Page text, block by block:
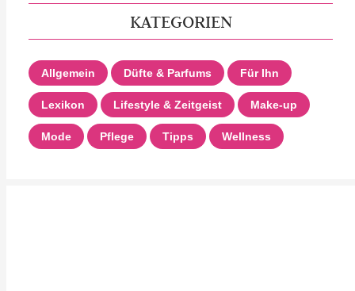
KATEGORIEN
Allgemein Düfte & Parfums Für Ihn
Lexikon Lifestyle & Zeitgeist Make-up
Mode Pflege Tipps Wellness